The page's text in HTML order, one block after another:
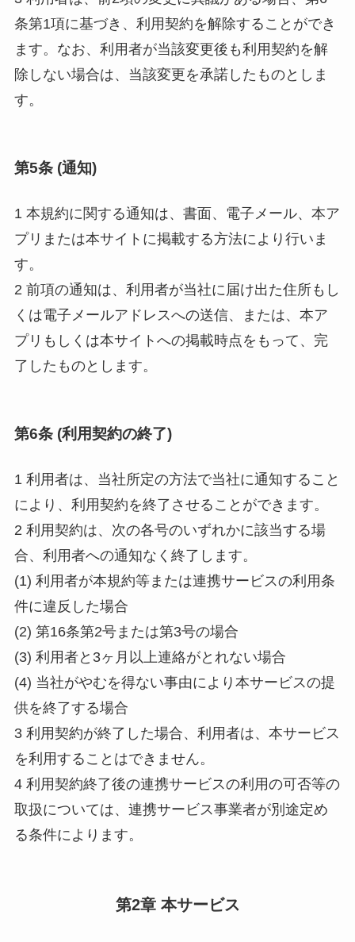
条第1項に基づき、利用契約を解除することができ
ます。なお、利用者が当該変更後も利用契約を解
除しない場合は、当該変更を承諾したものとしま
す。
第5条 (通知)
1 本規約に関する通知は、書面、電子メール、本ア
プリまたは本サイトに掲載する方法により行いま
す。
2 前項の通知は、利用者が当社に届け出た住所もし
くは電子メールアドレスへの送信、または、本ア
プリもしくは本サイトへの掲載時点をもって、完
了したものとします。
第6条 (利用契約の終了)
1 利用者は、当社所定の方法で当社に通知すること
により、利用契約を終了させることができます。
2 利用契約は、次の各号のいずれかに該当する場
合、利用者への通知なく終了します。
(1) 利用者が本規約等または連携サービスの利用条
件に違反した場合
(2) 第16条第2号または第3号の場合
(3) 利用者と3ヶ月以上連絡がとれない場合
(4) 当社がやむを得ない事由により本サービスの提
供を終了する場合
3 利用契約が終了した場合、利用者は、本サービス
を利用することはできません。
4 利用契約終了後の連携サービスの利用の可否等の
取扱については、連携サービス事業者が別途定め
る条件によります。
第2章 本サービス